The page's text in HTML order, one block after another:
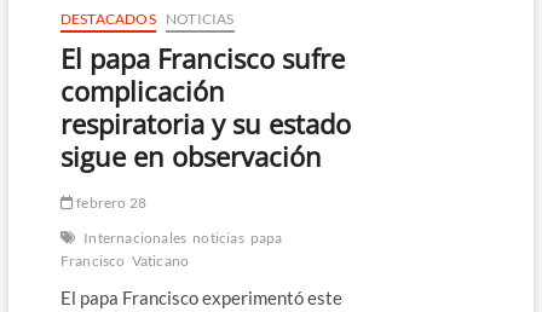
en
el
mundo
DESTACADOS NOTICIAS
El papa Francisco sufre
complicación
respiratoria y su estado
sigue en observación
febrero 28
Internacionales noticias papa
Francisco Vaticano
El papa Francisco experimentó este